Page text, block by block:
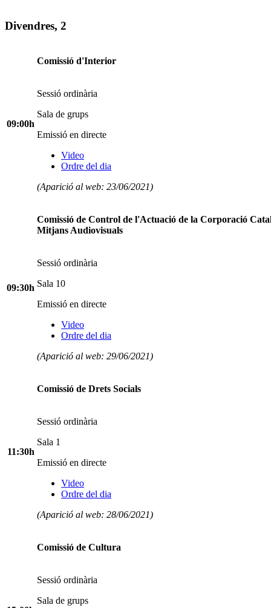
Divendres, 2
09:00h
Comissió d'Interior
Sessió ordinària
Sala de grups
Emissió en directe
Video
Ordre del dia
(Aparició al web: 23/06/2021)
09:30h
Comissió de Control de l'Actuació de la Corporació
Mitjans Audiovisuals
Sessió ordinària
Sala 10
Emissió en directe
Video
Ordre del dia
(Aparició al web: 29/06/2021)
11:30h
Comissió de Drets Socials
Sessió ordinària
Sala 1
Emissió en directe
Video
Ordre del dia
(Aparició al web: 28/06/2021)
Comissió de Cultura
Sessió ordinària
Sala de grups